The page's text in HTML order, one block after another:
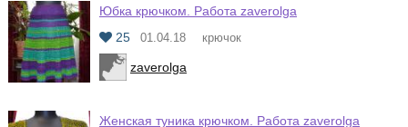
Юбка крючком. Работа zaverolga
25
01.04.18 крючок
zaverolga
Женская туника крючком. Работа zaverolga